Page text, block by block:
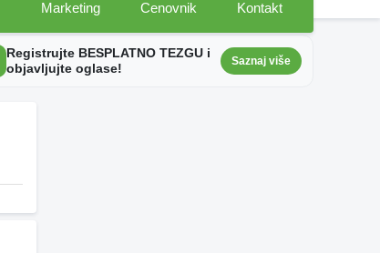
Marketing
Cenovnik Kontakt
Registrujte BESPLATNO TEZGU i
objavljujte oglase!
Saznaj više